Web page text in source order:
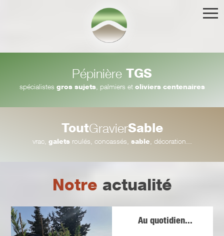
Pépinière TGS
spécialistes gros sujets, palmiers et oliviers centenaires
ToutGravierSable
vrac, galetsroulés, concassés, sable , décoration...
Notre actualité
Au quotidien...